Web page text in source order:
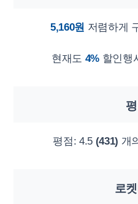
5,160원 저렴하게
현재도 4%할인행
평점: 4.5 (431) 개
로